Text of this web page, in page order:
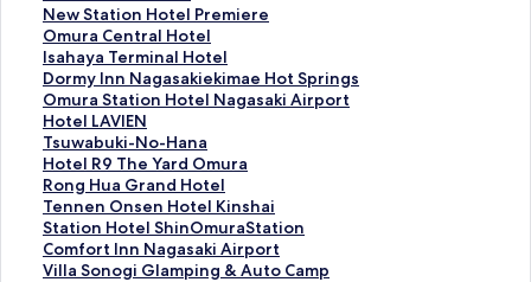
u
r
a
S
t
a
t
i
o
n
H
o
t
e
w
S
t
a
t
i
o
n
H
o
t
e
New Station Hotel Premiere
N
e
w
S
t
a
t
i
o
n
H
o
t
Omura Central Hotel
O
m
u
r
a
C
e
n
t
r
a
l
Isahaya Terminal Hotel
I
s
a
h
a
y
a
T
e
r
m
Dormy Inn Nagasakiekimae Hot Springs
D
o
r
m
y
I
n
n
N
a
Omura Station Hotel Nagasaki Airport
O
m
u
r
a
S
t
a
t
Hotel LAVIEN
H
o
t
e
l
L
A
V
Tsuwabuki-No-Hana
T
s
u
w
a
b
u
Hotel R9 The Yard Omura
H
o
t
e
l
R
Rong Hua Grand Hotel
R
o
n
g
H
Tennen Onsen Hotel Kinshai
T
e
n
n
Station Hotel ShinOmuraStation
S
t
a
Comfort Inn Nagasaki Airport
C
o
Villa Sonogi Glamping & Auto Camp
V